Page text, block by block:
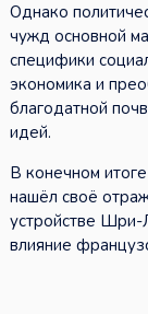
Однако
чужд основной
специфики
экономика и
благодатной
идей.
В конечном
нашёл своё
устройстве Шри-
влияние